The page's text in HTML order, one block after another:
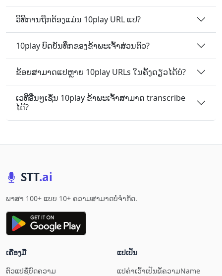
ວິທີການຖືກຕ້ອງແມ່ນ 10play URL ແປ?
10play ບົດບັນທຶກຂອງຂ້າພະເຈົ້າສ່ວນຕົວ?
ຂ້ອຍສາມາດແປຫຼາຍ 10play URLs ໃນຄັ້ງດຽວໄດ້ບໍ?
ເວທີອື່ນໆເຊັ່ນ 10play ຂ້າພະເຈົ້າສາມາດ transcribe
ໄດ້?
STT.ai
ພາສາ 100+ ແບບ 10+ ຄວາມສາມາດບໍ່ຈໍາກັດ.
ເຄື່ອງມື
ຕົວ​ແປ​ຊື່​ບົດ​ຄວາມ
ແປ​ເປັນ
ແປ​ຄຳ​ເວົ້າ​ເປັນ​ຂໍ້​ຄວາມName